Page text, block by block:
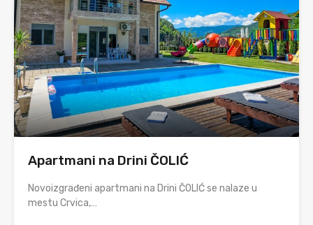
Apartmani na Drini ČOLIĆ
Novoizgrađeni apartmani na Drini ČOLIĆ se nalaze u
mestu Crvica,…